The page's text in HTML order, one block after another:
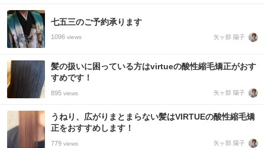
七五三のご予約承ります
1096 views 矢ヶ部 陽子
髪の扱いに困っている方はvirtueの酸性縮毛矯正がおす
すめです！
895 views 矢ヶ部 陽子
うねり、広がりまとまらない髪はVIRTUEの酸性縮毛矯
正をおすすめします！
779 views 矢ヶ部 陽子